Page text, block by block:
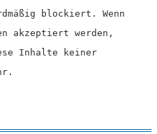
blockiert. Wenn
akzeptiert werden,
Inhalte keiner